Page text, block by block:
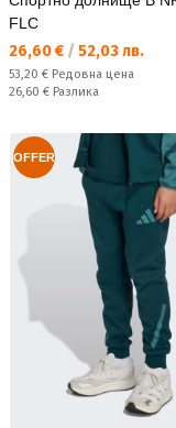
FLC
Текуща цена:
26,60 € / 52,03 лв.
Редовна цена:
53,20 € Редовна цена
Спестявате:
26,60 € Разлика
OFFER